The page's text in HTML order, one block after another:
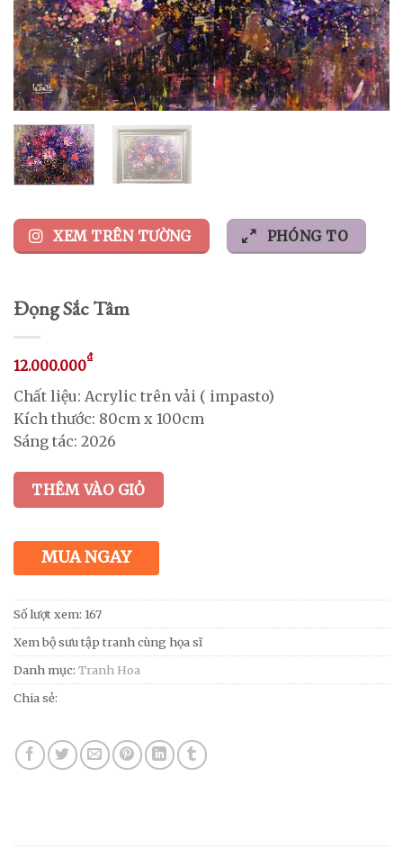
XEM TRÊN TƯỜNG PHÓNG TO
Đọng Sắc Tâm
12.000.000₫
Chất liệu: Acrylic trên vải ( impasto)
Kích thước: 80cm x 100cm
Sáng tác: 2026
THÊM VÀO GIỎ
MUA NGAY
Số lượt xem: 167
Xem bộ sưu tập tranh cùng họa sĩ
Danh mục: Tranh Hoa
Chia sẻ: